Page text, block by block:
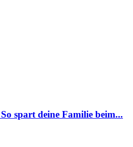
spart deine Familie beim...